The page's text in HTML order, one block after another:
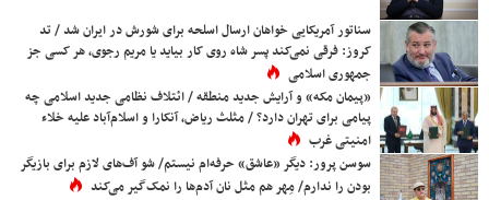
سناتور آمریکایی خواهان ارسال اسلحه برای شورش در ایران شد / تد
کروز: فرقی نمی‌کند پسر شاه روی کار بیاید یا مریم رجوی، هر کسی جز
جمهوری اسلامی
«پیمان مکه» و آرایش جدید منطقه / ائتلاف نظامی جدید اسلامی چه
پیامی برای تهران دارد؟ / مثلث ریاض، آنکارا و اسلام‌آباد علیه خلاء
امنیتی غرب
سوسن پرور: دیگر «عاشق» حرفه‌ام نیستم/ شو آف‌های لازم برای بازیگر
بودن را ندارم/ مِهر هم مثل نان آدم‌ها را نمک‌گیر می‌کند